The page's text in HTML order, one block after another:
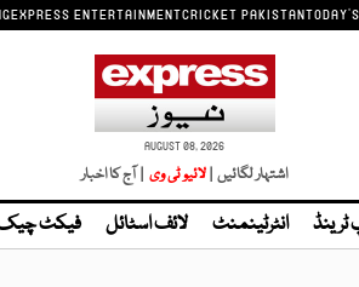
EXPRESS ENTERTAINMENTCRICKET PAKISTAN
AUGUST 08, 2026
اشتہار لگائیں | | آج کا اخبار
ٹرینڈ انٹرٹینمنٹ لائف اسٹائل فیکٹ